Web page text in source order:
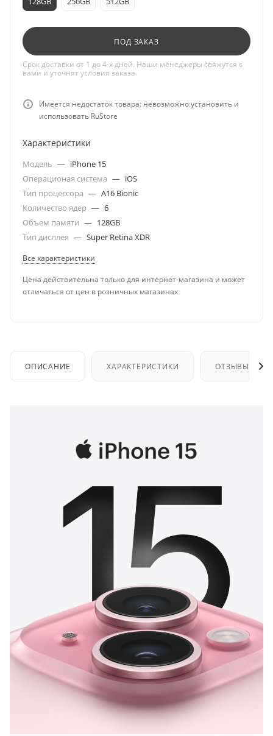
ПОД ЗАКАЗ
Срок доставки от 1 до 4-х дней. Наши менеджеры свяжутся с
вами и уточнят условия заказа.
Имеется недостаток товара: невозможно установить и
использовать RuStore
Характеристики
Модель — iPhone 15
Операционая система — iOS
Тип процессора — A16 Bionic
Количество ядер — 6
Объем памяти — 128GB
Тип дисплея — Super Retina XDR
Все характеристики
Цена действительна только для интернет-магазина и может
отличаться от цен в розничных магазинах
ОПИСАНИЕ ХАРАКТЕРИСТИКИ ОТЗЫВЫ